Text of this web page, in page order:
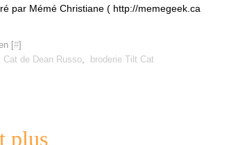
par Mémé Christiane ( http://memegeek.ca
[#]
Cat de Dean Russo, broderie Tilt Cat
plus